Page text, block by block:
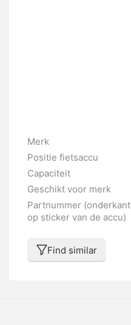
Merk
Positie fietsaccu
Capaciteit
Geschikt voor merk
Partnummer (onderkant
op sticker van de accu)
Find similar